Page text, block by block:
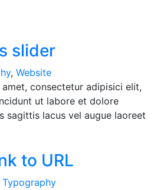
slider
, Website
consectetur adipisici elit,
ut labore et dolore
sagittis lacus vel augue laoreet
to URL
Typography